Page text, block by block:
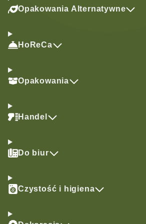
Opakowania Alternatywne
HoReCa
Opakowania
Handel
Do biur
Czystość i higiena